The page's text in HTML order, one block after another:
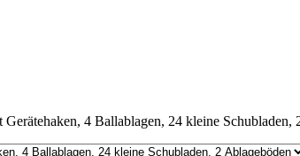
4 Ballablagen, 24 kleine Schubladen,